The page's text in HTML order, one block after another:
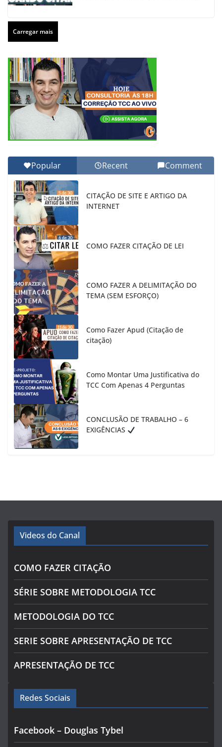
Carregar mais
Popular Recent Comment
CITAÇÃO DE SITE E ARTIGO DA
INTERNET
COMO FAZER CITAÇÃO DE LEI
COMO FAZER A DELIMITAÇÃO DO
TEMA (SEM ESFORÇO)
Como Fazer Apud (Citação de
citação)
Como Montar Uma Justificativa do
TCC Com Apenas 4 Perguntas
CONCLUSÃO DE TRABALHO – 6
EXIGÊNCIAS
Videos do Canal
COMO FAZER CITAÇÃO
SÉRIE SOBRE METODOLOGIA TCC
METODOLOGIA DO TCC
SERIE SOBRE APRESENTAÇÃO DE TCC
APRESENTAÇÃO DE TCC
Redes Sociais
Facebook – Douglas Tybel